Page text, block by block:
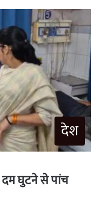
देश
घुटने से पांच